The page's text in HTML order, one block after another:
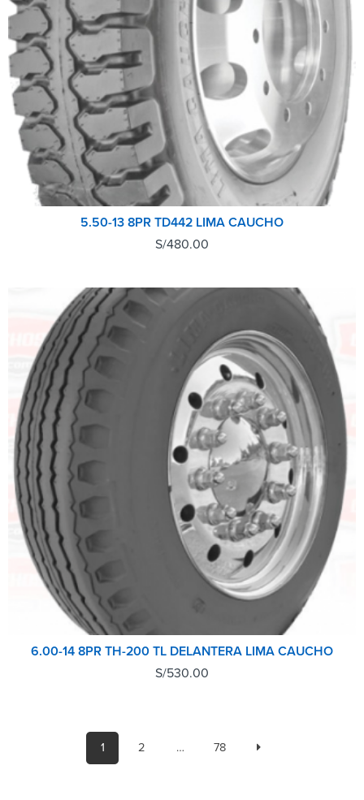
5.50-13 8PR TD442 LIMA CAUCHO
S/480.00
6.00-14 8PR TH-200 TL DELANTERA LIMA CAUCHO
S/530.00
1 2 … 78